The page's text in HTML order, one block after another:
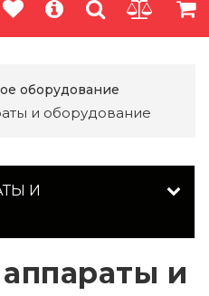
оборудование
и оборудование
И
и